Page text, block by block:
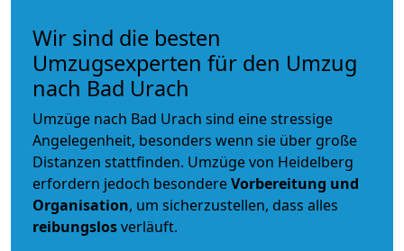
Wir sind die besten
Umzugsexperten für den Umzug
nach Bad Urach
Umzüge nach Bad Urach sind eine stressige
Angelegenheit, besonders wenn sie über große
Distanzen stattfinden. Umzüge von Heidelberg
erfordern jedoch besondereVorbereitung und
Organisation, um sicherzustellen, dass alles
reibungslosverläuft.